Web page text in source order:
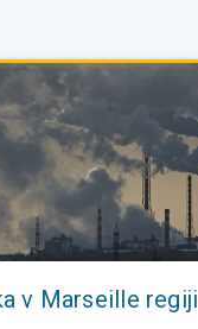
v Marseille regiji